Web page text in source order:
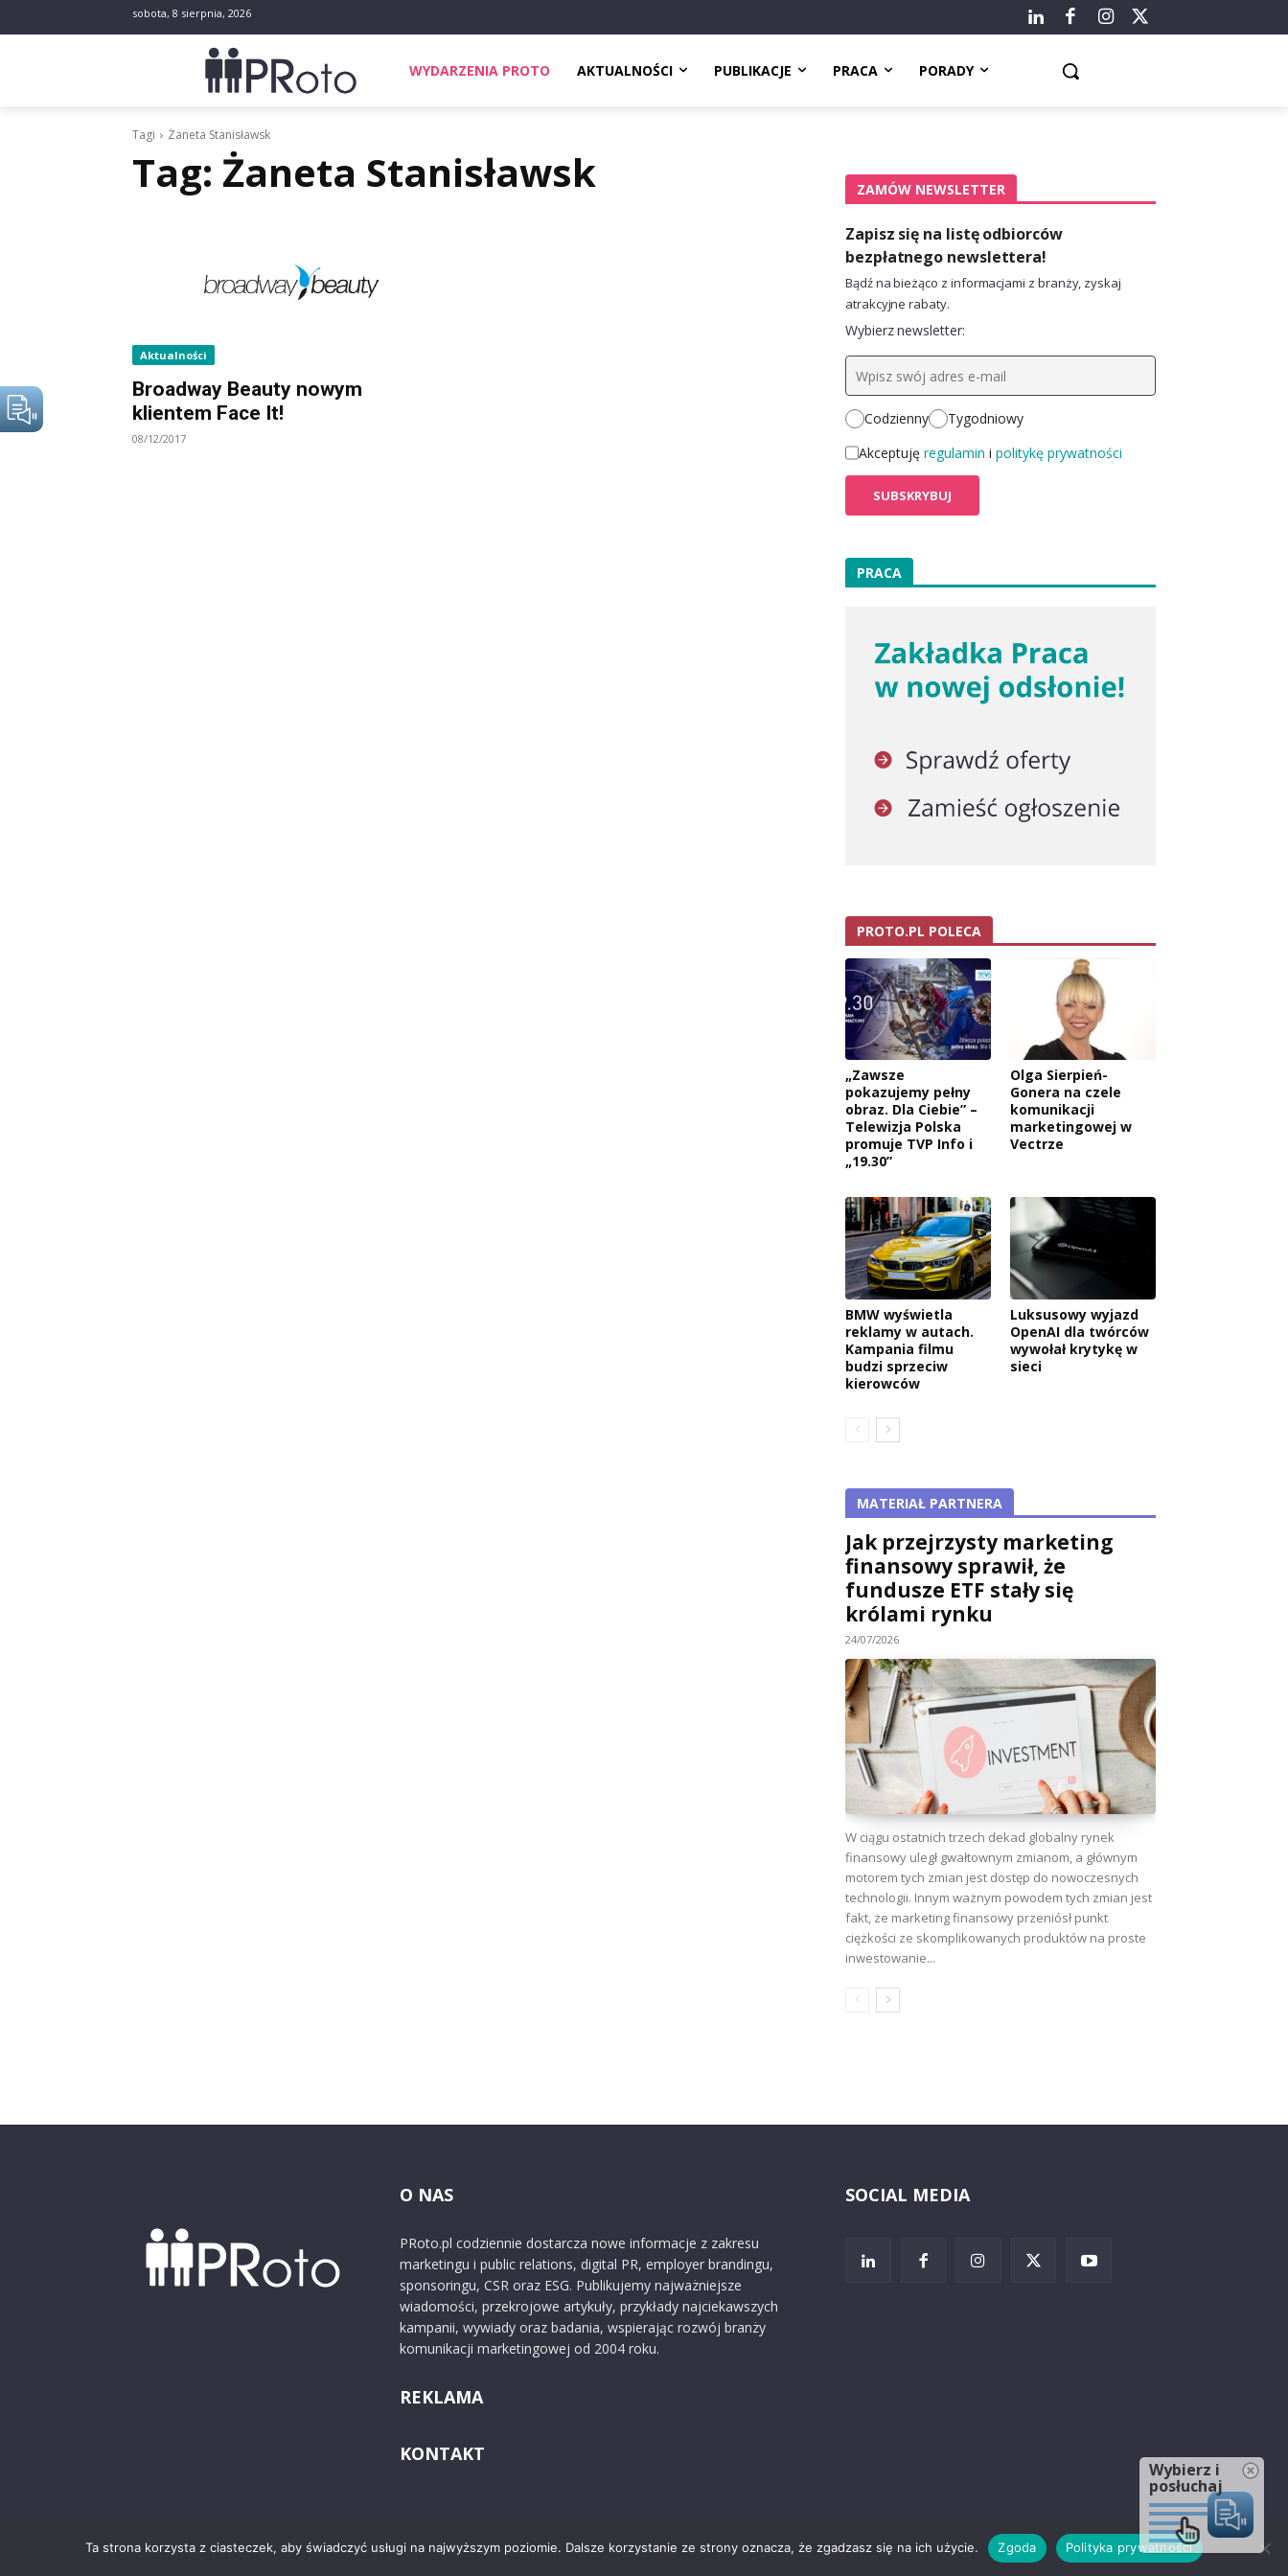
sobota, 8 sierpnia, 2026
WYDARZENIA PROTO AKTUALNOŚCI PUBLIKACJE PRACA PORADY
Tagi Żaneta Stanisławsk
Tag: Żaneta Stanisławsk
Aktualności
Broadway Beauty nowym
klientem Face It!
08/12/2017
ZAMÓW NEWSLETTER
Zapisz się na listę odbiorców
bezpłatnego newslettera!
Bądź na bieżąco z informacjami z branży, zyskaj
atrakcyjne rabaty.
Wybierz newsletter:
Codzienny
Tygodniowy
Akceptuję regulamin i politykę prywatności
PRACA
PROTO.PL POLECA
„Zawsze
pokazujemy pełny
obraz. Dla Ciebie” –
Telewizja Polska
promuje TVP Info i
„19.30”
Olga Sierpień-
Gonera na czele
komunikacji
marketingowej w
Vectrze
BMW wyświetla
reklamy w autach.
Kampania filmu
budzi sprzeciw
kierowców
Luksusowy wyjazd
OpenAI dla twórców
wywołał krytykę w
sieci
MATERIAŁ PARTNERA
Jak przejrzysty marketing
finansowy sprawił, że
fundusze ETF stały się
królami rynku
24/07/2026
W ciągu ostatnich trzech dekad globalny rynek
finansowy uległ gwałtownym zmianom, a głównym
motorem tych zmian jest dostęp do nowoczesnych
technologii. Innym ważnym powodem tych zmian jest
fakt, że marketing finansowy przeniósł punkt
ciężkości ze skomplikowanych produktów na proste
inwestowanie...
O NAS
PRoto.pl codziennie dostarcza nowe informacje z zakresu
marketingu i public relations, digital PR, employer brandingu,
sponsoringu, CSR oraz ESG. Publikujemy najważniejsze
wiadomości, przekrojowe artykuły, przykłady najciekawszych
kampanii, wywiady oraz badania, wspierając rozwój branży
komunikacji marketingowej od 2004 roku.
REKLAMA
KONTAKT
SOCIAL MEDIA
© 2024 PRoto.pl O nas Reklama Zastrzeżenia prawne
Ta strona korzysta z ciasteczek, aby świadczyć usługi na najwyższym poziomie. Dalsze korzystanie ze strony oznacza, że zgadzasz się na ich użycie. Zgoda Polityka prywatności
Wybierz i
posłuchaj